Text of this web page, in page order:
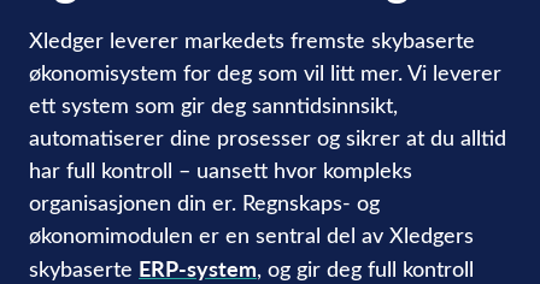
Xledger leverer markedets fremste skybaserte
økonomisystem for deg som vil litt mer. Vi leverer
ett system som gir deg sanntidsinnsikt,
automatiserer dine prosesser og sikrer at du alltid
har full kontroll – uansett hvor kompleks
organisasjonen din er. Regnskaps- og
økonomimodulen er en sentral del av Xledgers
skybaserte ERP-system, og gir deg full kontroll